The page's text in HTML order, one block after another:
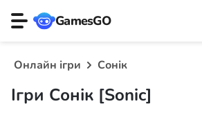
GamesGO
Онлайн ігри Сонік
Ігри Сонік [Sonic]